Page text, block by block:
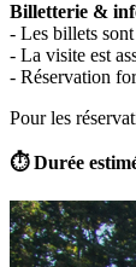
Billetterie &
- Les billets
- La visite est
- Réservation
Pour les
⏱ Durée